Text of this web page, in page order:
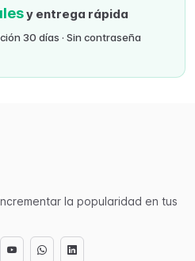
y entrega rápida
30 días · Sin contraseña
la popularidad en tus